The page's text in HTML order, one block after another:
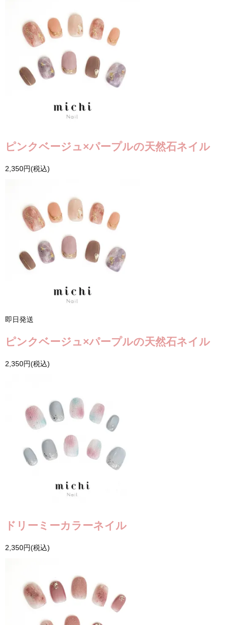
ピンクベージュ×パープルの天然石ネイル
2,350円(税込)
即日発送
ピンクベージュ×パープルの天然石ネイル
2,350円(税込)
ドリーミーカラーネイル
2,350円(税込)